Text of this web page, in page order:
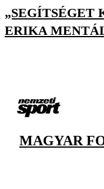
„SEGÍTSÉGET
ERIKA
MAGYAR